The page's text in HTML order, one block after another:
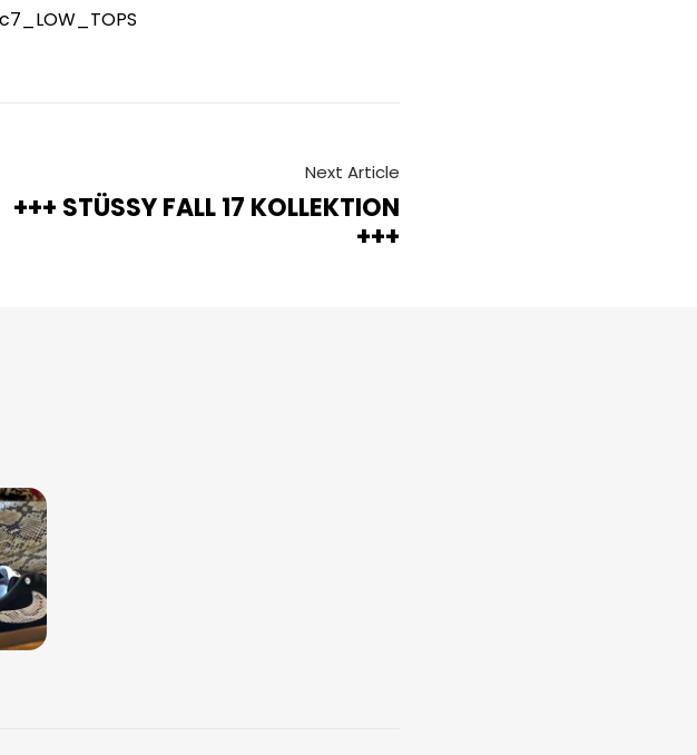
Next Article
+++ STÜSSY FALL 17 KOLLEKTION
+++